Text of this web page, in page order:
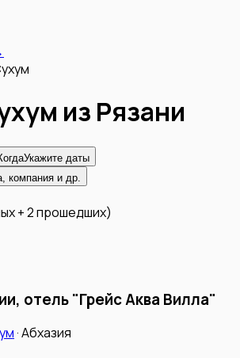
из Рязани
Укажите даты
компания и др.
+2прошедших)
отель "Грейс Аква Вилла"
·Абхазия